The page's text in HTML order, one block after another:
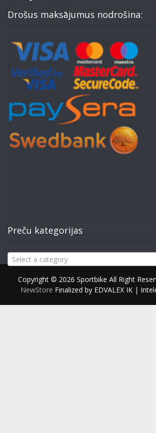
Drošus maksājumus nodrošina:
Preču kategorijas
Select a category
Copyright © 2026 Sportbike All Right
NewStore Finalized by EDVALEX IK |